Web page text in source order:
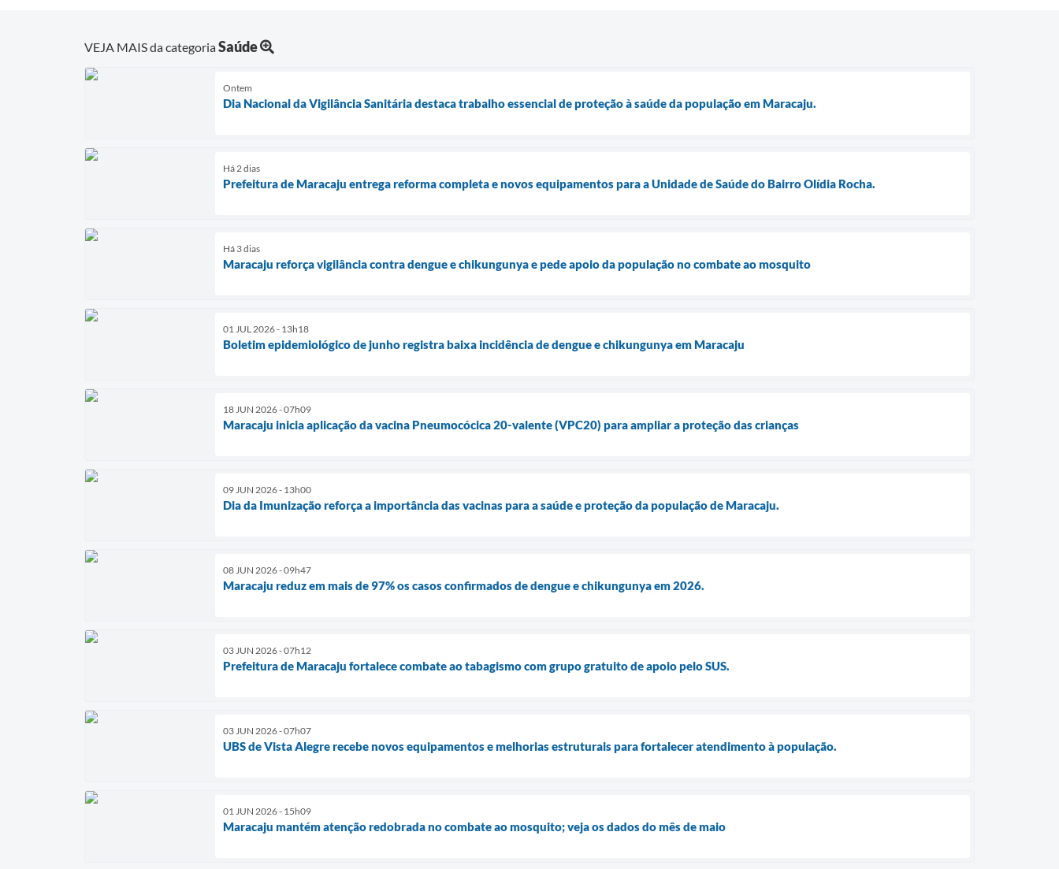
VEJA MAIS da categoriaSaúde
Ontem
Dia Nacional da Vigilância Sanitária destaca trabalho essencial de proteção à saúde da população em Maracaju.
Há 2 dias
Prefeitura de Maracaju entrega reforma completa e novos equipamentos para a Unidade de Saúde do Bairro Olídia Rocha.
Há 3 dias
Maracaju reforça vigilância contra dengue e chikungunya e pede apoio da população no combate ao mosquito
01 JUL 2026 - 13h18
Boletim epidemiológico de junho registra baixa incidência de dengue e chikungunya em Maracaju
18 JUN 2026 - 07h09
Maracaju inicia aplicação da vacina Pneumocócica 20-valente (VPC20) para ampliar a proteção das crianças
09 JUN 2026 - 13h00
Dia da Imunização reforça a importância das vacinas para a saúde e proteção da população de Maracaju.
08 JUN 2026 - 09h47
Maracaju reduz em mais de 97% os casos confirmados de dengue e chikungunya em 2026.
03 JUN 2026 - 07h12
Prefeitura de Maracaju fortalece combate ao tabagismo com grupo gratuito de apoio pelo SUS.
03 JUN 2026 - 07h07
UBS de Vista Alegre recebe novos equipamentos e melhorias estruturais para fortalecer atendimento à população.
01 JUN 2026 - 15h09
Maracaju mantém atenção redobrada no combate ao mosquito; veja os dados do mês de maio